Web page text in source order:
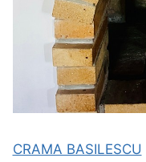
CRAMA BASILESCU